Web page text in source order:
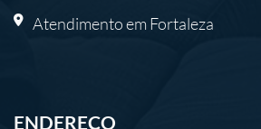
Atendimento em Fortaleza
ENDEREÇO